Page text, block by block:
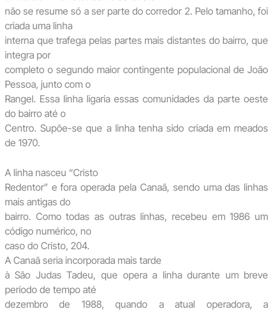
não se resume só a ser parte do corredor 2. Pelo tamanho, foi
criada uma linha
interna que trafega pelas partes mais distantes do bairro, que
integra por
completo o segundo maior contingente populacional de João
Pessoa, junto com o
Rangel. Essa linha ligaria essas comunidades da parte oeste
do bairro até o
Centro. Supõe-se que a linha tenha sido criada em meados
de 1970.
A linha nasceu “Cristo
Redentor” e fora operada pela Canaã, sendo uma das linhas
mais antigas do
bairro. Como todas as outras linhas, recebeu em 1986 um
código numérico, no
caso do Cristo, 204.
A Canaã seria incorporada mais tarde
à São Judas Tadeu, que opera a linha durante um breve
período de tempo até
dezembro de 1988, quando a atual operadora, a